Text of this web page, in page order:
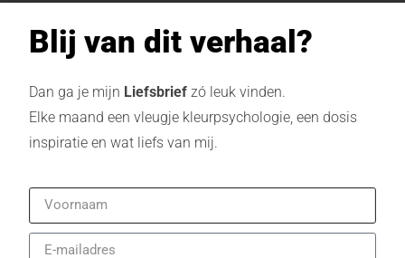
Blij van dit verhaal?
Dan ga je mijn Liefsbrief zó leuk vinden.
Elke maand een vleugje kleurpsychologie, een dosis
inspiratie en wat liefs van mij.